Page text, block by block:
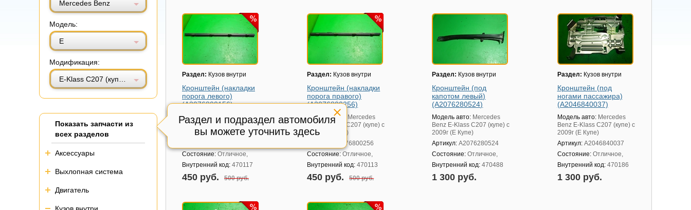
Mercedes Benz
Модель:
E
Модификация:
Раздел и подраздел автомобиля
вы можете уточнить здесь
Показать запчасти из
всех разделов
Аксессуары
Выхлопная система
Двигатель
Раздел: Кузов внутри
Кронштейн (накладки
порога левого)
(A2076800156)
Модель авто: Mercedes
Benz E-Klass C207 (купе) с
2009г (Е Купе)
Состояние: Отличное,
Внутренний код: 470117
450 руб. 500 руб.
Раздел: Кузов внутри
Кронштейн (накладки
порога правого)
(A2076800256)
Модель авто:
Mercedes
Benz E-Klass C207 (купе) с
2009г (Е Купе)
A2076800256
Состояние:Отличное,
Внутренний код:470113
450 руб.500 руб.
Раздел: Кузов внутри
Кронштейн (под
капотом левый)
(A2076280524)
Модель авто: Mercedes
Benz E-Klass C207 (купе) с
2009г (Е Купе)
Артикул:A2076280524
Состояние:Отличное,
Внутренний код:470488
1 300 руб.
Раздел: Кузов внутри
Кронштейн (под
ногами пассажира)
(A2046840037)
Модель авто: Mercedes
Benz E-Klass C207 (купе) с
2009г (Е Купе)
Артикул: A2046840037
Состояние: Отличное,
Внутренний код: 470186
1 300 руб.